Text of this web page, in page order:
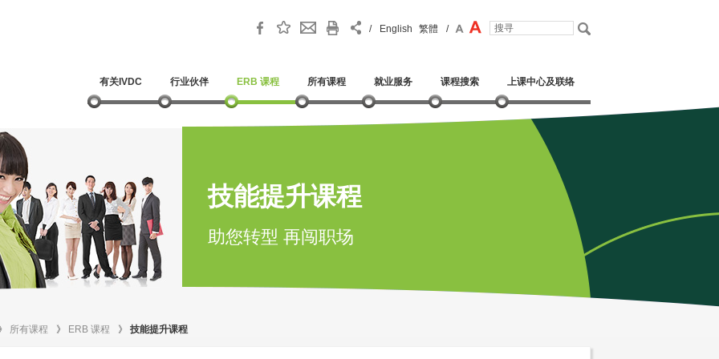
/ English 繁體 /
有关IVDC 行业伙伴 ERB 课程 所有课程 就业服务 课程搜索 上课中心及联络
技能提升课程
助您转型 再闯职场
所有课程 》 ERB 课程 》 技能提升课程